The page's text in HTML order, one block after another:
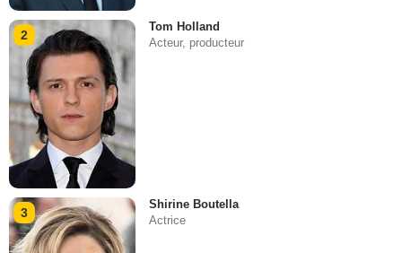
2
Tom Holland
Acteur, producteur
3
Shirine Boutella
Actrice